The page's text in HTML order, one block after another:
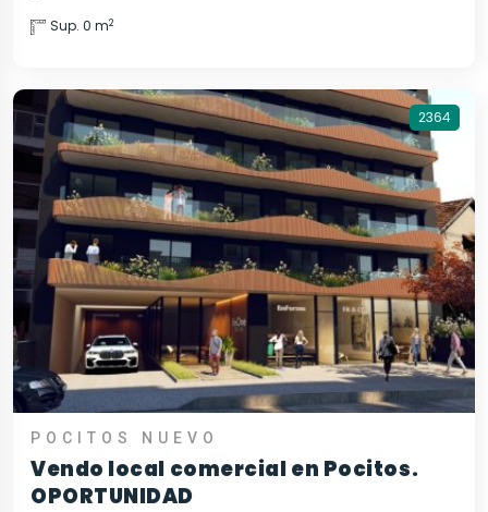
Sup. 0 m2
2364
POCITOS NUEVO
Vendo local comercial en Pocitos.
OPORTUNIDAD